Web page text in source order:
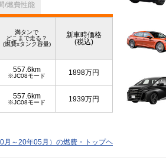
/燃費性能
満タンで
どこまで走る？
(燃費xタンク容量)
新車時価格
(税込)
557.6km
※JC08モード 1898万円
557.6km
※JC08モード 1939万円
月～20年05月）の燃費・トップヘ